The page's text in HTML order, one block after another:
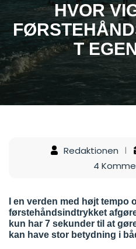
HVOR
T
Redaktionen
4
I en verden med højt
førstehåndsindtrykket
kun har 7 sekunder til at
kan have stor betydning i